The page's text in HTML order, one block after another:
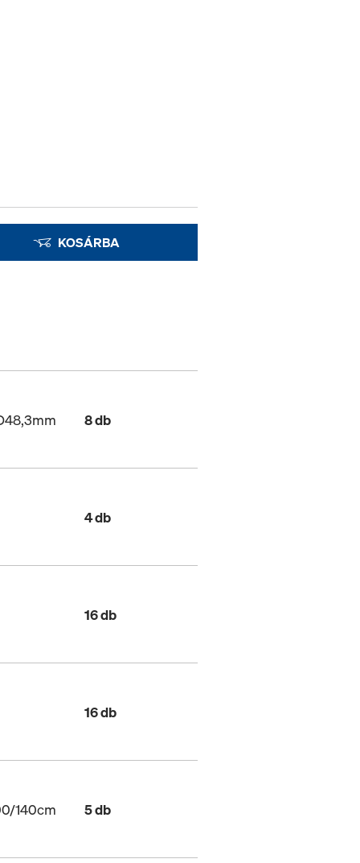
KOSÁRBA
8 db
4 db
16 db
16 db
140cm 5 db